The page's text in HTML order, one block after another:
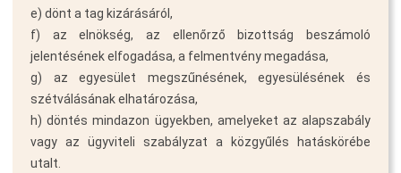
e) dönt a tag kizárásáról,
f) az elnökség, az ellenőrző bizottság beszámoló
jelentésének elfogadása, a felmentvény megadása,
g) az egyesület megszűnésének, egyesülésének és
szétválásának elhatározása,
h) döntés mindazon ügyekben, amelyeket az alapszabály
vagy az ügyviteli szabályzat a közgyűlés hatáskörébe
utalt.